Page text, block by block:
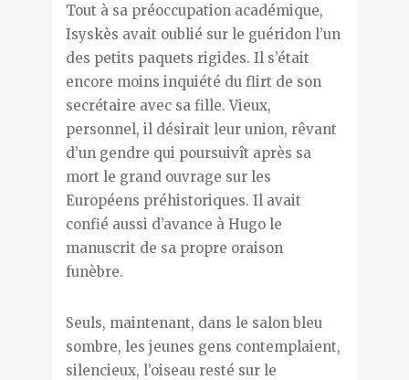
Tout à sa préoccupation académique,
Isyskès avait oublié sur le guéridon l’un
des petits paquets rigides. Il s’était
encore moins inquiété du flirt de son
secrétaire avec sa fille. Vieux,
personnel, il désirait leur union, rêvant
d’un gendre qui poursuivît après sa
mort le grand ouvrage sur les
Européens préhistoriques. Il avait
confié aussi d’avance à Hugo le
manuscrit de sa propre oraison
funèbre.
Seuls, maintenant, dans le salon bleu
sombre, les jeunes gens contemplaient,
silencieux, l’oiseau resté sur le